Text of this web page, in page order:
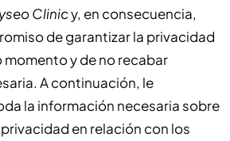
Clinicy, en consecuencia,
de garantizar la privacidad
y de no recabar
A continuación, le
la información necesaria sobre
en relación con los